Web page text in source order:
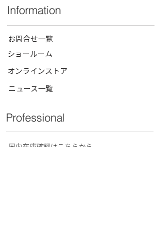
Information
お問合せ一覧
ショールーム
オンラインストア
ニュース一覧
Professional
​国内在庫確認はこちらから